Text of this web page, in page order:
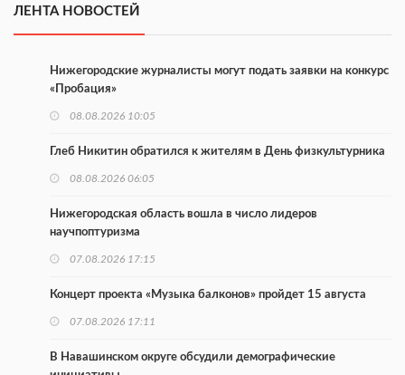
ЛЕНТА НОВОСТЕЙ
Нижегородские журналисты могут подать заявки на конкурс
«Пробация»
08.08.2026 10:05
Глеб Никитин обратился к жителям в День физкультурника
08.08.2026 06:05
Нижегородская область вошла в число лидеров
научпоптуризма
07.08.2026 17:15
Концерт проекта «Музыка балконов» пройдет 15 августа
07.08.2026 17:11
В Навашинском округе обсудили демографические